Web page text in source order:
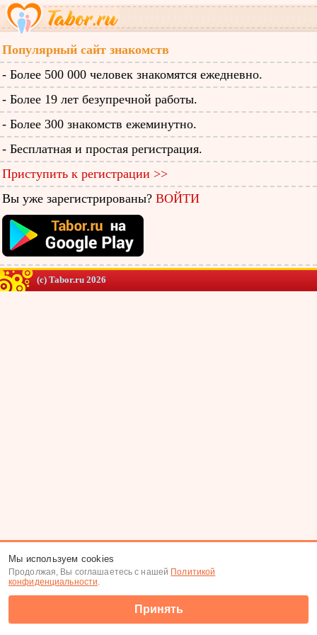
Популярный сайт знакомств
- Более 500 000 человек знакомятся ежедневно.
- Более 19 лет безупречной работы.
- Более 300 знакомств ежеминутно.
- Бесплатная и простая регистрация.
Приступить к регистрации >>
Вы уже зарегистрированы? ВОЙТИ
(c) Tabor.ru 2026
Мы используем cookies
Продолжая, Вы соглашаетесь с нашей Политикой
конфиденциальности.
Принять